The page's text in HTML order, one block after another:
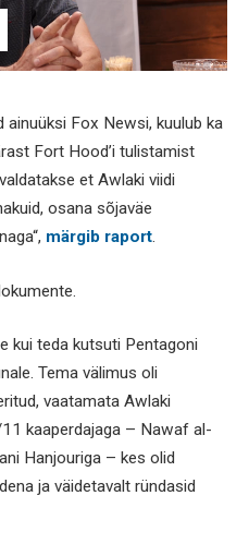
ainuüksi Fox Newsi, kuulub ka
Fort Hood’i tulistamist
et Awlaki viidi
osana sõjaväe
märgib raport.
kui teda kutsuti Pentagoni
Tema välimus oli
vaatamata Awlaki
kaaperdajaga – Nawaf al-
Hanjouriga – kes olid
ja väidetavalt ründasid